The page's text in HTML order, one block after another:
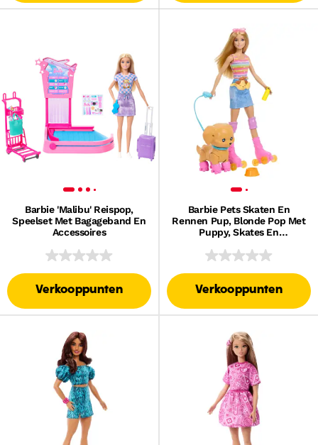
Barbie 'Malibu' Reispop,
Speelset Met Bagageband En
Accessoires
Verkooppunten
Barbie Pets Skaten En
Rennen Pup, Blonde Pop Met
Puppy, Skates En
Verkooppunten